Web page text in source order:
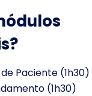
de Paciente (1h30)
(1h30)